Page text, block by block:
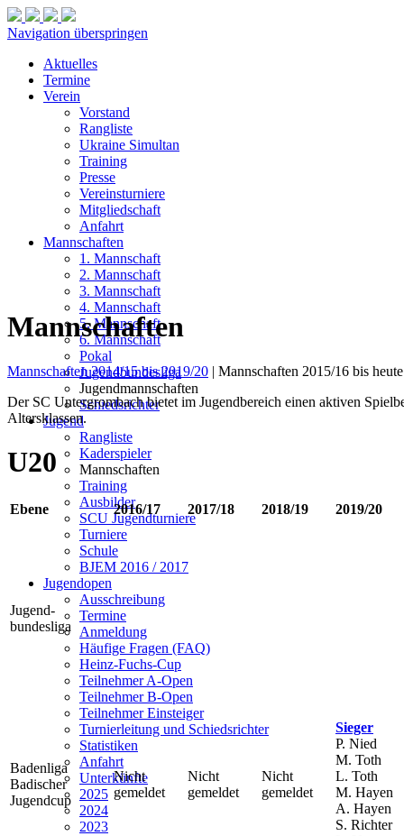
Navigation überspringen
Aktuelles
Termine
Verein
Vorstand
Rangliste
Ukraine Simultan
Training
Presse
Vereinsturniere
Mitgliedschaft
Anfahrt
Mannschaften
1. Mannschaft
2. Mannschaft
3. Mannschaft
4. Mannschaft
5. Mannschaft
6. Mannschaft
Pokal
Jugendbundesliga
Jugendmannschaften
Schiedsrichter
Jugend
Rangliste
Kaderspieler
Mannschaften
Training
Ausbilder
SCU Jugendturniere
Turniere
Schule
BJEM 2016 / 2017
Jugendopen
Ausschreibung
Termine
Anmeldung
Häufige Fragen (FAQ)
Heinz-Fuchs-Cup
Teilnehmer A-Open
Teilnehmer B-Open
Teilnehmer Einsteiger
Turnierleitung und Schiedsrichter
Statistiken
Anfahrt
Unterkünfte
2025
2024
2023
Mannschaften
Mannschaften 2014/15 bis 2019/20 | Mannschaften 2015/16 bis heute
Der SC Untergrombach bietet im Jugendbereich einen aktiven
Altersklassen.
U20
Ebene 2016/17 2017/18 2018/19 2019/20
Jugend-
bundesliga
Badenliga
Badischer
Jugendcup
Nicht
gemeldet
Nicht
gemeldet
Nicht
gemeldet
Sieger
P. Nied
M. Toth
L. Toth
M. Hayen
A. Hayen
S. Richter